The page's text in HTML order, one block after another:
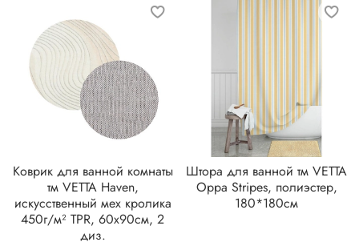
Коврик для ванной комнаты
тм VETTA Haven,
искусственный мех кролика
450г/м² TPR, 60х90см, 2
диз.
Штора для ванной тм VETTA
Орра Stripes, полиэстер,
180*180см